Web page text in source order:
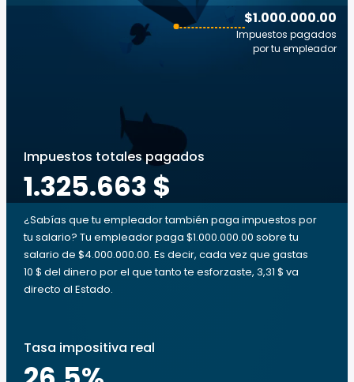
$1.000.000.00
Impuestos pagados
por tu empleador
Impuestos totales pagados
1.325.663 $
¿Sabías que tu empleador también paga impuestos por
tu salario? Tu empleador paga $1.000.000.00 sobre tu
salario de $4.000.000.00. Es decir, cada vez que gastas
10 $ del dinero por el que tanto te esforzaste, 3,31 $ va
directo al Estado.
Tasa impositiva real